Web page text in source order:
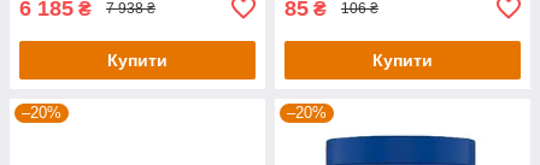
6 185 ₴ 7 938 ₴
Купити
85 ₴ 106 ₴
Купити
–20% –20%